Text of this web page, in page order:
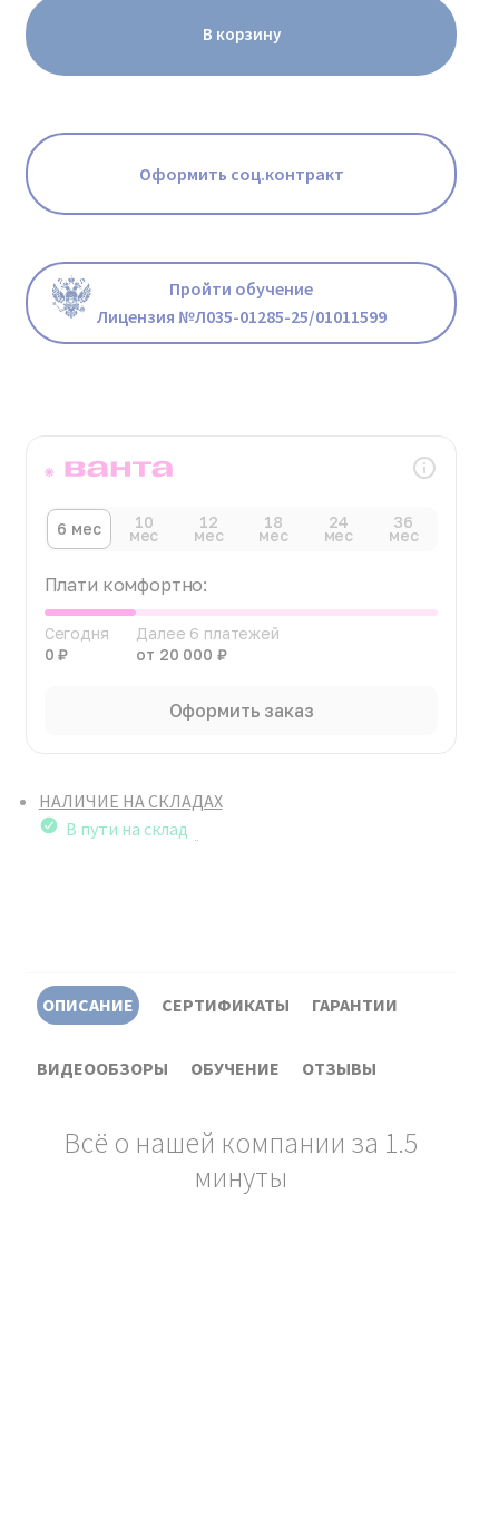
В корзину
Оформить соц.контракт
Пройти обучение
Лицензия №Л035-01285-25/01011599
6 мес 10
мес
12
мес
18
мес
24
мес
36
мес
Плати комфортно:
Сегодня
0 ₽
Далее 6 платежей
от 20 000 ₽
Оформить заказ
НАЛИЧИЕ НА СКЛАДАХ
В пути на склад
ОПИСАНИЕ СЕРТИФИКАТЫ ГАРАНТИИ
ВИДЕООБЗОРЫ ОБУЧЕНИЕ ОТЗЫВЫ
Всё о нашей компании за 1.5
минуты